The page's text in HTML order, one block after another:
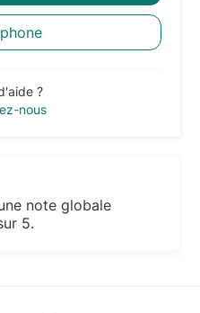
?
nous
note globale
5.